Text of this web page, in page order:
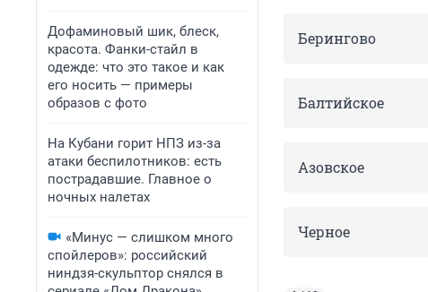
Дофаминовый шик, блеск,
красота. Фанки-стайл в
одежде: что это такое и как
его носить — примеры
образов с фото
На Кубани горит НПЗ из-за
атаки беспилотников: есть
пострадавшие. Главное о
ночных налетах
«Минус — слишком много
спойлеров»: российский
ниндзя-скульптор снялся в
Берингово
Балтийское
Азовское
Черное